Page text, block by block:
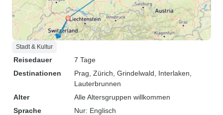
Stadt & Kultur
Reisedauer
7 Tage
Destinationen
Prag , Zürich , Grindelwald , Interlaken
Lauterbrunnen
Alter
Alle Altersgruppen willkommen
Sprache
Nur: Englisch